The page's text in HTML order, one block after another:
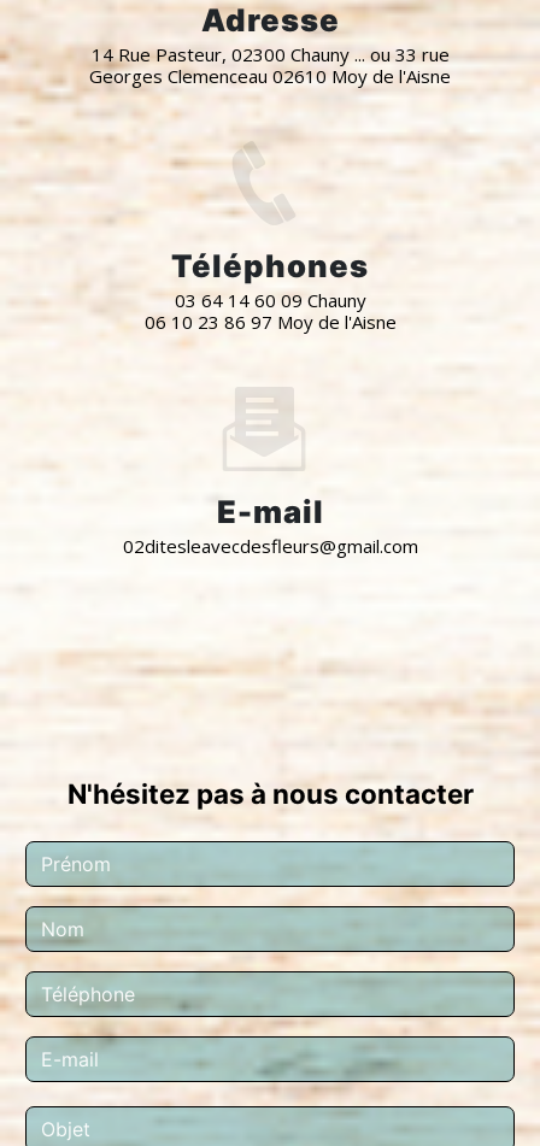
Adresse
14 Rue Pasteur, 02300 Chauny ... ou 33 rue
Georges Clemenceau 02610 Moy de l'Aisne
Téléphones
03 64 14 60 09 Chauny
06 10 23 86 97 Moy de l'Aisne
E-mail
02ditesleavecdesfleurs@gmail.com
N'hésitez pas à nous contacter